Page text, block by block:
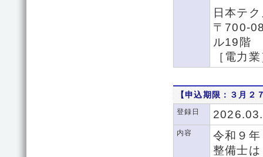
日本テ
〒700-
ル19階
［電力
【申込期限：３月２
登録日
内容
令和９
整備士